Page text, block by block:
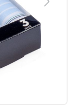
Next